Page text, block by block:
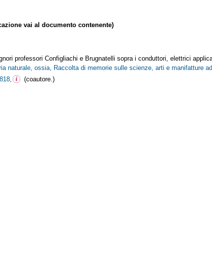
vai al documento contenente)
professori Configliachi e Brugnatelli sopra i conduttori, elettrici
naturale, ossia, Raccolta di memorie sulle scienze, arti e manifatture
(coautore.)